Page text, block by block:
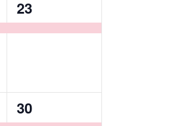
1
évènement,
23
1
30